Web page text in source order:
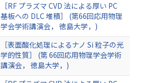
［RF プラズマ CVD 法による厚い PC
基板への DLC 堆積］ (第66回応用物理
学会学術講演会， 徳島大学，)
［表面酸化処理によるナノ Si 粒子の光
学的性質］ (第 66回応用物理学会学術
講演会， 徳島大学，)